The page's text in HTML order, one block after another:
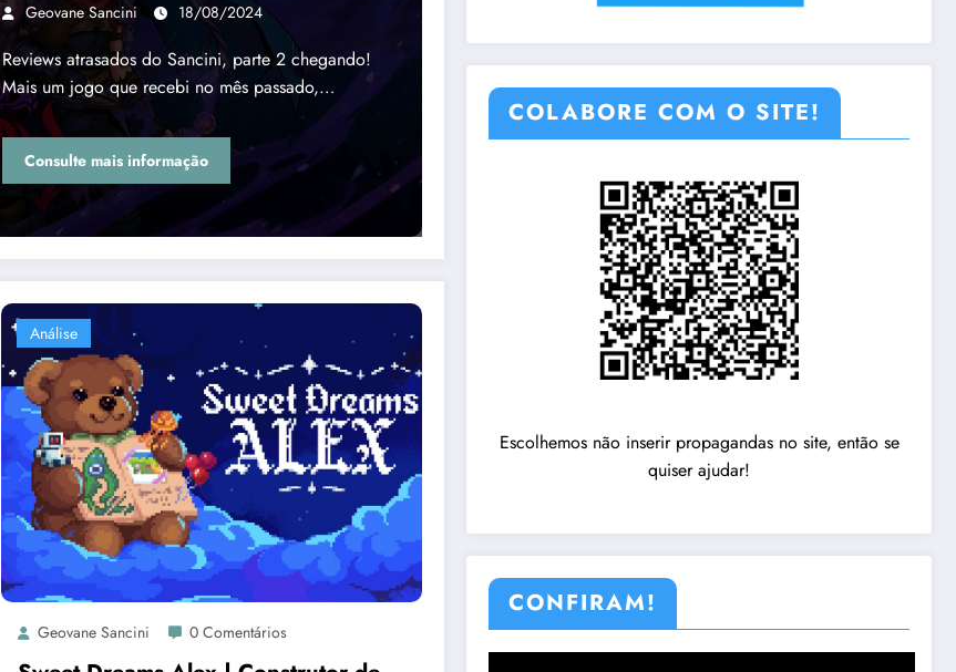
Geovane Sancini 18/08/2024
Reviews atrasados do Sancini, parte 2 chegando!
Mais um jogo que recebi no mês passado,…
Consulte mais informação
Análise
Geovane Sancini 0 Comentários
COLABORE COM O SITE!
Escolhemos não inserir propagandas no site, então se
quiser ajudar!
CONFIRAM!